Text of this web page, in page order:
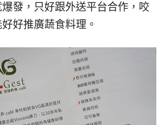
發，只好跟外送平台合作，咬
好推廣蔬食料理。